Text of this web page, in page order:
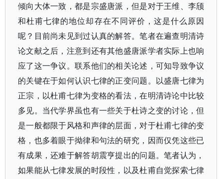
倾向大体一致，都是宗盛唐派，但是对于王维、李颀
和杜甫七律的地位却存在不同评价，这是什么原因
呢？目前尚未见到过认真的解答。笔者在遍查明清诗
论文献之后，注意到还有其他盛唐派学者实际上也响
应了这一争议。联系他们的相关论述，可知导致争议
的关键在于如何认识七律的正变问题。以盛唐七律为
正宗，以杜甫七律为变格的看法，在明清诗论中比较
多见。当代学界虽也有一些关于杜诗之变的讨论，但
是一般都限于风格和声律的层面，对于杜甫七律的变
格，也多着眼于拗律和句法的研究，因而仅凭这些已
有成果，还难于解答胡震亨提出的问题。笔者认为，
如果能从七律发展的时段性，以及杜甫自觉探索七律